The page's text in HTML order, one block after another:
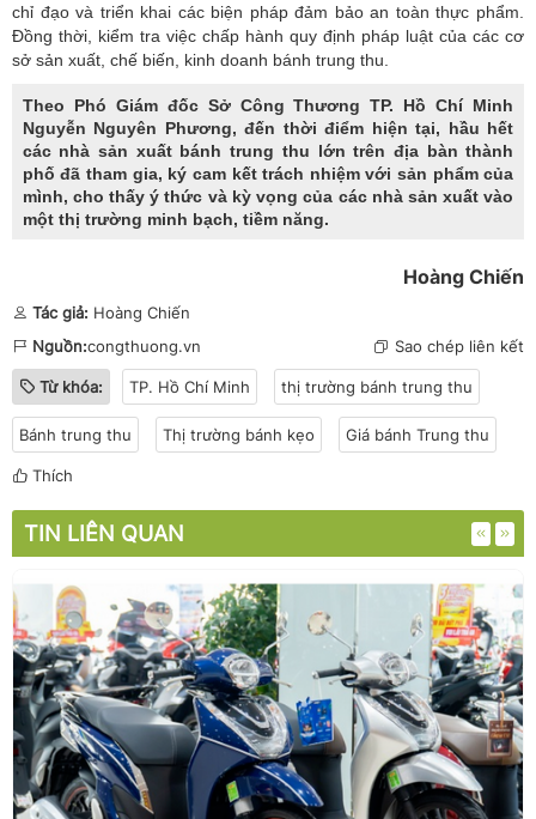
chỉ đạo và triển khai các biện pháp đảm bảo an toàn thực phẩm.
Đồng thời, kiểm tra việc chấp hành quy định pháp luật của các cơ
sở sản xuất, chế biến, kinh doanh bánh trung thu.
Theo Phó Giám đốc Sở Công Thương TP. Hồ Chí Minh
Nguyễn Nguyên Phương, đến thời điểm hiện tại, hầu hết
các nhà sản xuất bánh trung thu lớn trên địa bàn thành
phố đã tham gia, ký cam kết trách nhiệm với sản phẩm của
mình, cho thấy ý thức và kỳ vọng của các nhà sản xuất vào
một thị trường minh bạch, tiềm năng.
Hoàng Chiến
Tác giả: Hoàng Chiến
Nguồn:congthuong.vn Sao chép liên kết
Từ khóa: TP. Hồ Chí Minh thị trường bánh trung thu
Bánh trung thu Thị trường bánh kẹo Giá bánh Trung thu
Thích
TIN LIÊN QUAN